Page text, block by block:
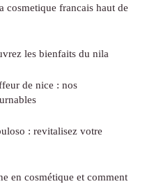
cosmetique francais haut de
les bienfaits du nila
de nice : nos
: revitalisez votre
en cosmétique et comment